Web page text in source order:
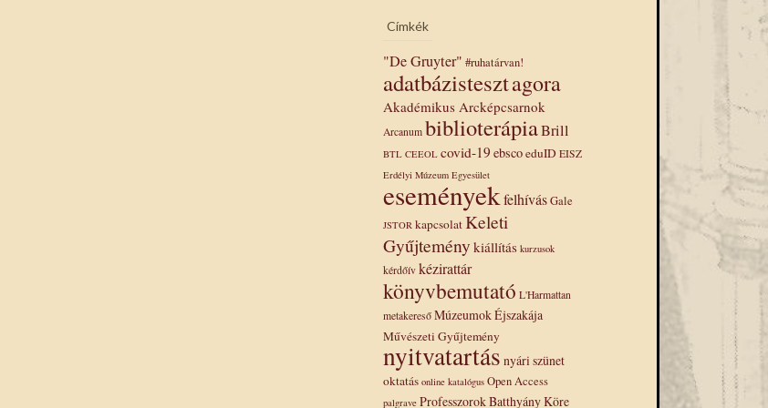
Címkék
"De Gruyter" #ruhatárvan!
adatbázistesztagora
Akadémikus Arcképcsarnok
Arcanum biblioterápiaBrill
BTL CEEOL covid-19 ebscoeduID EISZ
Erdélyi Múzeum Egyesület
eseményekfelhívásGale
JSTOR kapcsolatKeleti
Gyűjtemény kiállítás kurzusok
kérdőív kézirattár
könyvbemutató L'Harmattan
metakereső Múzeumok Éjszakája
Művészeti Gyűjtemény
nyitvatartás nyári szünet
oktatás online katalógus Open Access
palgrave Professzorok Batthyány Köre